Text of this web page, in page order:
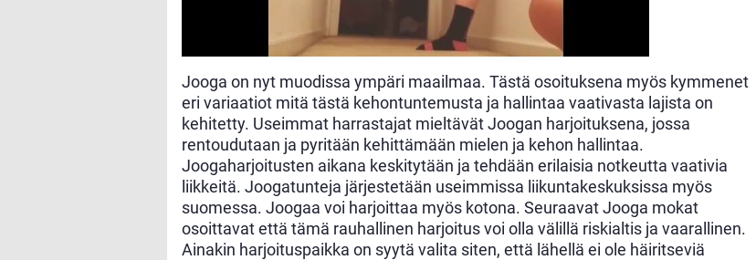
Jooga on nyt muodissa ympäri maailmaa. Tästä osoituksena myös kymmenet
eri variaatiot mitä tästä kehontuntemusta ja hallintaa vaativasta lajista on
kehitetty. Useimmat harrastajat mieltävät Joogan harjoituksena, jossa
rentoudutaan ja pyritään kehittämään mielen ja kehon hallintaa.
Joogaharjoitusten aikana keskitytään ja tehdään erilaisia notkeutta vaativia
liikkeitä. Joogatunteja järjestetään useimmissa liikuntakeskuksissa myös
suomessa. Joogaa voi harjoittaa myös kotona. Seuraavat Jooga mokat
osoittavat että tämä rauhallinen harjoitus voi olla välillä riskialtis ja vaarallinen.
Ainakin harjoituspaikka on syytä valita siten, että lähellä ei ole häiritseviä